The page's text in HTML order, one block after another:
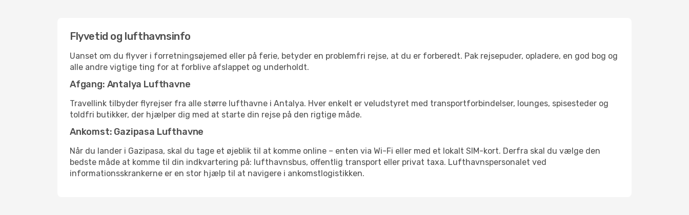
Flyvetid og lufthavnsinfo
Uanset om du flyver i forretningsøjemed eller på ferie, betyder en problemfri rejse, at du er forberedt. Pak rejsepuder, opladere, en god bog og
alle andre vigtige ting for at forblive afslappet og underholdt.
Afgang: Antalya Lufthavne
Travellink tilbyder flyrejser fra alle større lufthavne i Antalya. Hver enkelt er veludstyret med transportforbindelser, lounges, spisesteder og
toldfri butikker, der hjælper dig med at starte din rejse på den rigtige måde.
Ankomst: Gazipasa Lufthavne
Når du lander i Gazipasa, skal du tage et øjeblik til at komme online – enten via Wi-Fi eller med et lokalt SIM-kort. Derfra skal du vælge den
bedste måde at komme til din indkvartering på: lufthavnsbus, offentlig transport eller privat taxa. Lufthavnspersonalet ved
informationsskrankerne er en stor hjælp til at navigere i ankomstlogistikken.